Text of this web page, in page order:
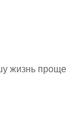
жизнь проще